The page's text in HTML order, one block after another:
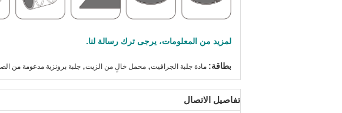
لمزيد من المعلومات، يرجى ترك رسالة لنا.
بطاقة: مادة جلبة الجرافيت, محمل خالٍ من الزيت, جلبة برونزية مدعومة من
تفاصيل الاتصال